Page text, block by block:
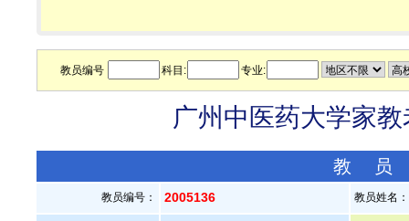
教员编号 科目: 专业:
广州中医药大学家
教
教员编号： 2005136 教员姓名